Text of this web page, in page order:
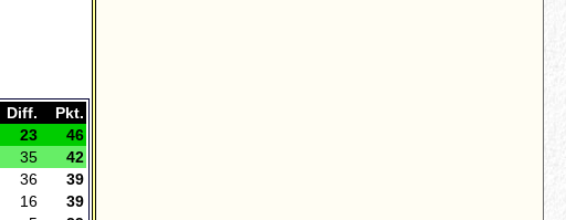
Diff.
Pkt.
23
46
35
42
36
39
16
39